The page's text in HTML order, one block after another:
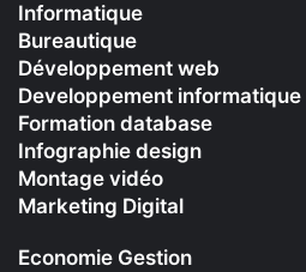
Informatique
Bureautique
Développement web
Developpement informatique
Formation database
Infographie design
Montage vidéo
Marketing Digital
Economie Gestion